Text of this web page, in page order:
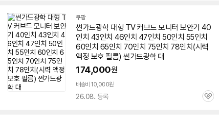
쿠팡
썬가드광학 대형 TV커브드 모니터 보안기 40
인치 43인치 46인치 47인치 50인치 55인치
60인치 65인치 70인치 75인치 78인치(시력
액정 보호 필름) 썬가드광학 대
174,000원
배송비 10,000원
26.08. 등록
관